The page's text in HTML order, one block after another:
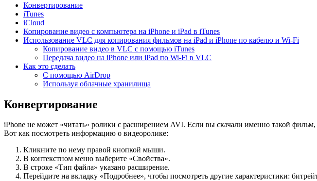
Конвертирование
iTunes
iCloud
Копирование видео с компьютера на iPhone и iPad в iTunes
Использование VLC для копирования фильмов на iPad и iPhone по кабелю и Wi-Fi
Копирование видео в VLC с помощью iTunes
Передача видео на iPhone или iPad по Wi-Fi в VLC
Как это сделать
С помощью AirDrop
Используя облачные хранилища
Конвертирование
iPhone не может «читать» ролики с расширением AVI. Если вы скачали именно такой
Вот как посмотреть информацию о видеоролике:
Кликните по нему правой кнопкой мыши.
В контекстном меню выберите «Свойства».
В строке «Тип файла» указано расширение.
Перейдите на вкладку «Подробнее», чтобы посмотреть другие характеристики: